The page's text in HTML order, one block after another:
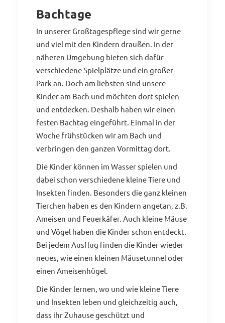
Bachtage
In unserer Großtagespflege sind wir gerne
und viel mit den Kindern draußen. In der
näheren Umgebung bieten sich dafür
verschiedene Spielplätze und ein großer
Park an. Doch am liebsten sind unsere
Kinder am Bach und möchten dort spielen
und entdecken. Deshalb haben wir einen
festen Bachtag eingeführt. Einmal in der
Woche frühstücken wir am Bach und
verbringen den ganzen Vormittag dort.
Die Kinder können im Wasser spielen und
dabei schon verschiedene kleine Tiere und
Insekten finden. Besonders die ganz kleinen
Tierchen haben es den Kindern angetan, z.B.
Ameisen und Feuerkäfer. Auch kleine Mäuse
und Vögel haben die Kinder schon entdeckt.
Bei jedem Ausflug finden die Kinder wieder
neues, wie einen kleinen Mäusetunnel oder
einen Ameisenhügel.
Die Kinder lernen, wo und wie kleine Tiere
und Insekten leben und gleichzeitig auch,
dass ihr Zuhause geschützt und